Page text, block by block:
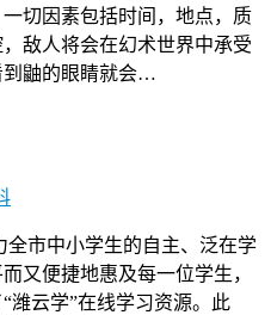
切因素包括时间，地点，质
敌人将会在幻术世界中承受
到鼬的眼睛就会…
全市中小学生的自主、泛在学
又便捷地惠及每一位学生，
潍云学”在线学习资源。此